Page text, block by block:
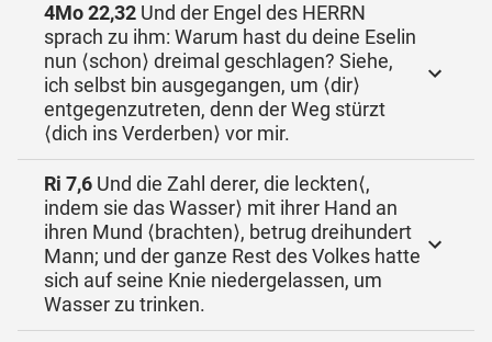
4Mo 22,32 Und der Engel des HERRN
sprach zu ihm: Warum hast du deine Eselin
nun ⟨schon⟩ dreimal geschlagen? Siehe,
ich selbst bin ausgegangen, um ⟨dir⟩
entgegenzutreten, denn der Weg stürzt
⟨dich ins Verderben⟩ vor mir.
Ri 7,6 Und die Zahl derer, die leckten⟨,
indem sie das Wasser⟩ mit ihrer Hand an
ihren Mund ⟨brachten⟩, betrug dreihundert
Mann; und der ganze Rest des Volkes hatte
sich auf seine Knie niedergelassen, um
Wasser zu trinken.